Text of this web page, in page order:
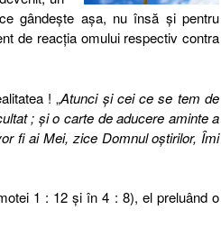
gândeşte aşa, nu însă şi pentru
de reacţia omului respectiv contra
! „Atunci şi cei ce se tem de
; şi o carte de aducere aminte a
fi ai Mei, zice Domnul oştirilor, Îmi
1 : 12 şi în 4 : 8), el preluând o